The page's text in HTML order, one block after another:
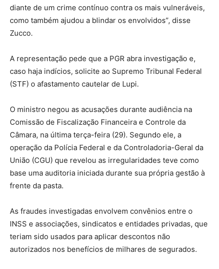
diante de um crime contínuo contra os mais vulneráveis,
como também ajudou a blindar os envolvidos”, disse
Zucco.
A representação pede que a PGR abra investigação e,
caso haja indícios, solicite ao Supremo Tribunal Federal
(STF) o afastamento cautelar de Lupi.
O ministro negou as acusações durante audiência na
Comissão de Fiscalização Financeira e Controle da
Câmara, na última terça-feira (29). Segundo ele, a
operação da Polícia Federal e da Controladoria-Geral da
União (CGU) que revelou as irregularidades teve como
base uma auditoria iniciada durante sua própria gestão à
frente da pasta.
As fraudes investigadas envolvem convênios entre o
INSS e associações, sindicatos e entidades privadas, que
teriam sido usados para aplicar descontos não
autorizados nos benefícios de milhares de segurados.